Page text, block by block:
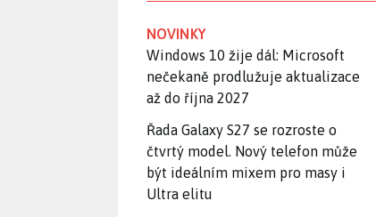
NOVINKY
Windows 10 žije dál: Microsoft
nečekaně prodlužuje aktualizace
až do října 2027
Řada Galaxy S27 se rozroste o
čtvrtý model. Nový telefon může
být ideálním mixem pro masy i
Ultra elitu